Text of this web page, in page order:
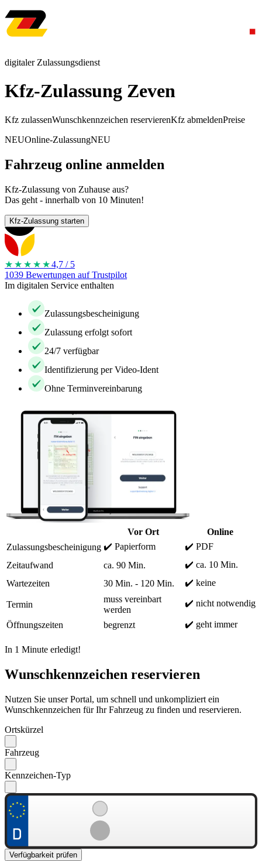
digitaler Zulassungsdienst
Kfz-Zulassung Zeven
Kfz zulassenWunschkennzeichen reservierenKfz abmeldenPreise
NEUOnline-ZulassungNEU
Fahrzeug online anmelden
Kfz-Zulassung von Zuhause aus?
Das geht - innerhalb von 10 Minuten!
Kfz-Zulassung starten
★★★★ ★4,7 / 5
1039 Bewertungen auf Trustpilot
Im digitalen Service enthalten
Zulassungsbescheinigung
Zulassung erfolgt sofort
24/7 verfügbar
Identifizierung per Video-Ident
Ohne Terminvereinbarung
Vor Ort
Online
Zulassungsbescheinigung ✔️ Papierform
✔️ PDF
Zeitaufwand
ca. 90 Min.
✔️ ca. 10 Min.
Wartezeiten
30 Min. - 120 Min. ✔️ keine
Termin
muss vereinbart
werden
✔️ nicht notwendig
Öffnungszeiten begrenzt ✔️ geht immer
In 1 Minute erledigt!
Wunschkennzeichen reservieren
Nutzen Sie unser Portal, um schnell und unkompliziert ein
Wunschkennzeichen für Ihr Fahrzeug zu finden und reservieren.
Ortskürzel
Fahrzeug
Kennzeichen-Typ
Verfügbarkeit prüfen